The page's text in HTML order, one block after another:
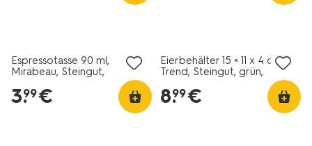
Espressotasse 90 ml,
Mirabeau, Steingut,
3.
99€
Eierbehälter 15 × 11 x 4 cm,
Trend, Steingut, grün,
8.
99€